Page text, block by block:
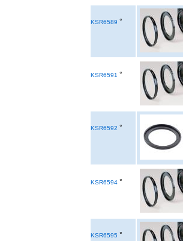
KSR6589 °
KSR6591 °
KSR6592 °
KSR6594 °
KSR6595 °